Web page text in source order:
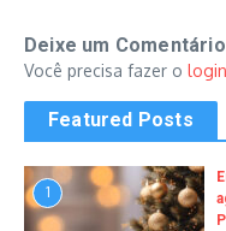
Deixe um Comentário
Você precisa fazer o login
Featured Posts
1